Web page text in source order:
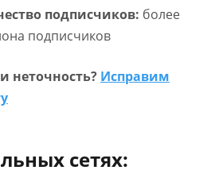
подписчиков: более
подписчиков
неточность? Исправим
сетях: